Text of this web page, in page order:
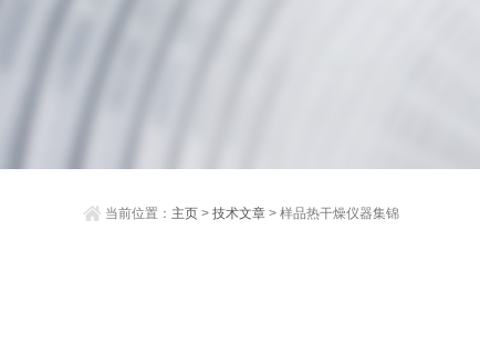
当前位置： 主页 > 技术文章 > 样品热干燥仪器集锦